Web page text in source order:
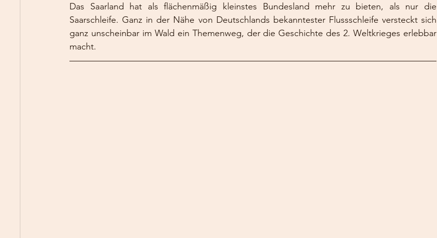
Das Saarland hat als flächenmäßig kleinstes Bundesland mehr zu bieten, als nur die
Saarschleife. Ganz in der Nähe von Deutschlands bekanntester Flussschleife versteckt sich
ganz unscheinbar im Wald ein Themenweg, der die Geschichte des 2. Weltkrieges erlebbar
macht.